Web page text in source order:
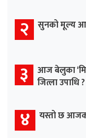
२ सुनको मूल्य
३ आज बेलुका
जित्ला उपाधि ?
४ यस्तो छ